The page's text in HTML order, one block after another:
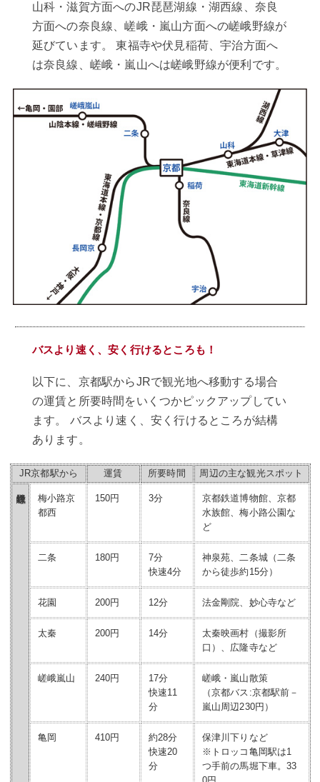
山科・滋賀方面へのJR琵琶湖線・湖西線、奈良
方面への奈良線、嵯峨・嵐山方面への嵯峨野線が
延びています。 東福寺や伏見稲荷、宇治方面へ
は奈良線、嵯峨・嵐山へは嵯峨野線が便利です。
バスより速く、安く行けるところも！
以下に、京都駅からJRで観光地へ移動する場合
の運賃と所要時間をいくつかピックアップしてい
ます。 バスより速く、安く行けるところが結構
あります。
JR京都駅から 運賃 所要時間 周辺の主な観光スポット
梅小路京
都西
150円 3分
京都鉄道博物館、京都
水族館、梅小路公園な
ど
二条 180円
7分
快速4分
神泉苑、二条城（二条
から徒歩約15分）
花園 200円 12分 法金剛院、妙心寺など
太秦 200円 14分
太秦映画村（撮影所
口）、広隆寺など
嵯峨嵐山 240円
17分
快速11
分
嵯峨・嵐山散策
（京都バス:京都駅前－
嵐山周辺230円）
亀岡 410円
約28分
快速20
分
保津川下りなど
※トロッコ亀岡駅は1
つ手前の馬堀下車。33